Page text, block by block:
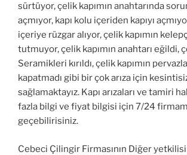
sürtüyor, çelik kapımın anahtarında
açmıyor, kapı kolu içeriden kapıyı
içeriye rüzgar alıyor, çelik kapımın
tutmuyor, çelik kapımın anahtarı eğildi,
Seramikleri kırıldı, çelik kapımın
kapatmadı gibi bir çok arıza için
sağlamaktayız. Kapı arızaları ve tamiri
fazla bilgi ve fiyat bilgisi için 7/24
geçebilirisiniz.
Cebeci Çilingir Firmasının Diğer